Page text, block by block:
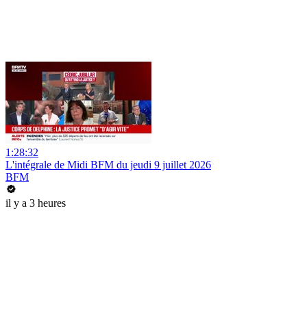
1:28:32
L'intégrale de Midi BFM du jeudi 9 juillet 2026
BFM
il y a 3 heures